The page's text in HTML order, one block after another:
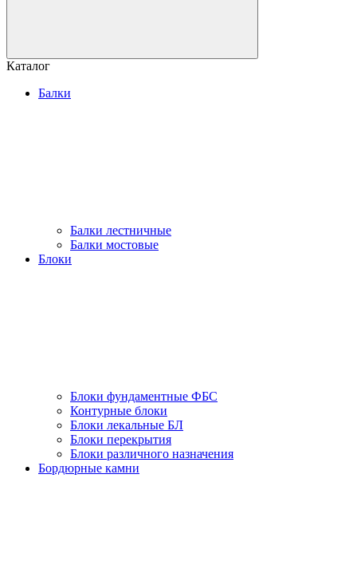
Каталог
Балки
Балки лестничные
Балки мостовые
Блоки
Блоки фундаментные ФБС
Контурные блоки
Блоки лекальные БЛ
Блоки перекрытия
Блоки различного назначения
Бордюрные камни